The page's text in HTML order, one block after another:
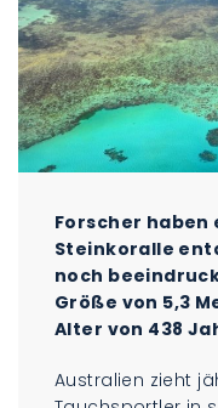
Forscher
Steinkoralle
noch
Größe von 5,3
Alter von 438
Australien zieht